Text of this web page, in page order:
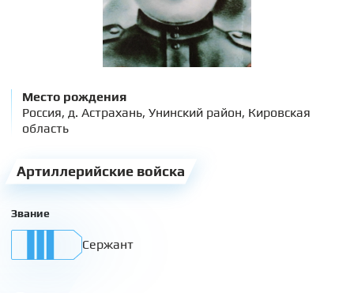
Место рождения
Россия, д. Астрахань, Унинский район, Кировская
область
Артиллерийские войска
Звание
Сержант